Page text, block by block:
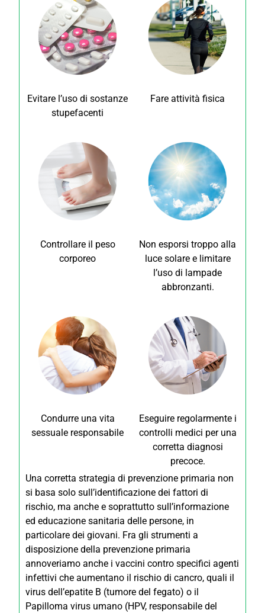
Evitare l’uso di sostanze
stupefacenti
Fare attività fisica
Controllare il peso
corporeo
Non esporsi troppo alla
luce solare e limitare
l’uso di lampade
abbronzanti.
Condurre una vita
sessuale responsabile
Eseguire regolarmente i
controlli medici per una
corretta diagnosi
precoce.
Una corretta strategia di prevenzione primaria non
si basa solo sull’identificazione dei fattori di
rischio, ma anche e soprattutto sull’informazione
ed educazione sanitaria delle persone, in
particolare dei giovani. Fra gli strumenti a
disposizione della prevenzione primaria
annoveriamo anche i vaccini contro specifici agenti
infettivi che aumentano il rischio di cancro, quali il
virus dell’epatite B (tumore del fegato) o il
Papilloma virus umano (HPV, responsabile del